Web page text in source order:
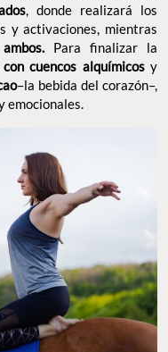
, donde realizará los
y activaciones, mientras
Para finalizar la
cuencos alquímicos y
–la bebida del corazón–,
emocionales.